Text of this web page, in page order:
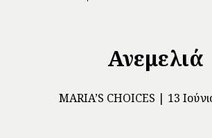
Ανεμελιά
ΜARIA’S CHOICES 13